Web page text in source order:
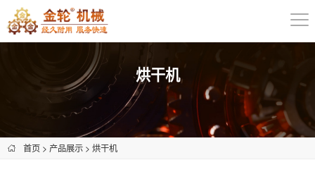
烘干机
首页> 产品展示> 烘干机